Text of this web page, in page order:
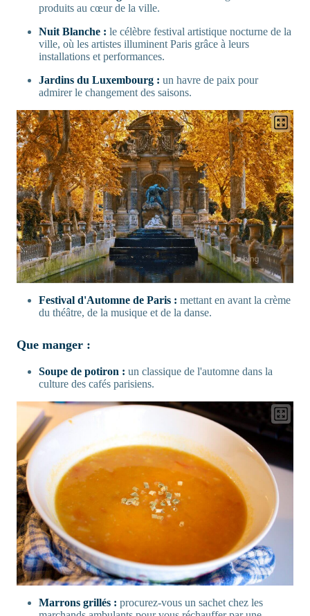
produits au cœur de la ville.
Nuit Blanche : le célèbre festival artistique nocturne de la
ville, où les artistes illuminent Paris grâce à leurs
installations et performances.
Jardins du Luxembourg : un havre de paix pour
admirer le changement des saisons.
Festival d'Automne de Paris : mettant en avant la crème
du théâtre, de la musique et de la danse.
Que manger :
Soupe de potiron : un classique de l'automne dans la
culture des cafés parisiens.
Marrons grillés : procurez-vous un sachet chez les